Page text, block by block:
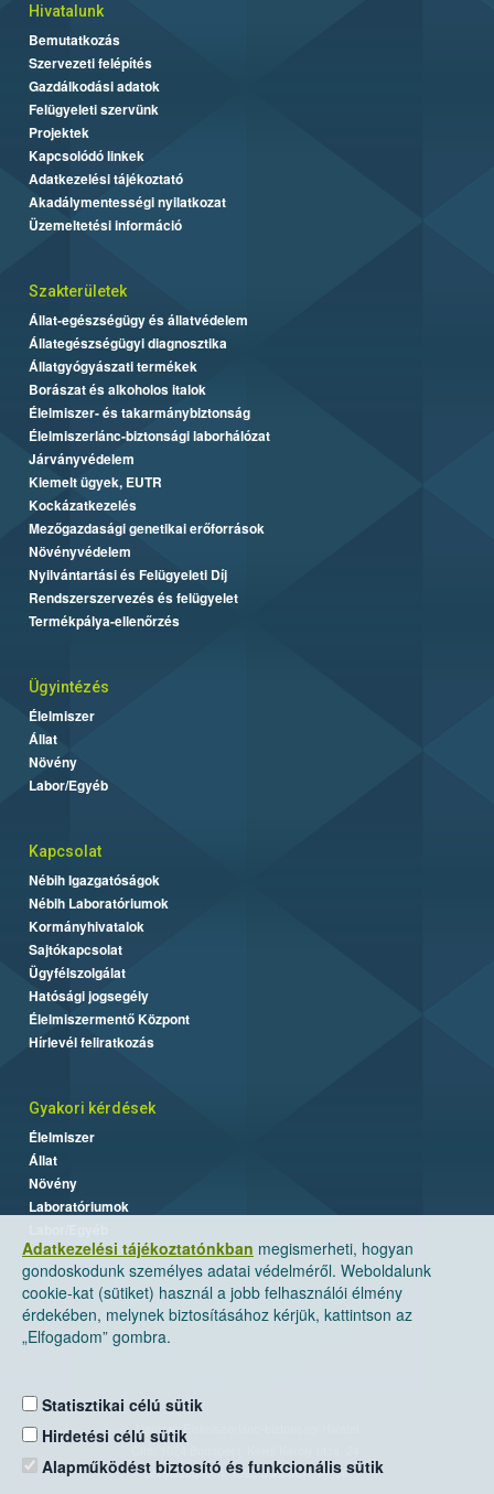
Adatkezelési tájékoztatónkban megismerheti, hogyan
gondoskodunk személyes adatai védelméről. Weboldalunk
cookie-kat (sütiket) használ a jobb felhasználói élmény
érdekében, melynek biztosításához kérjük, kattintson az
„Elfogadom” gombra.
Statisztikai célú sütik
Hirdetési célú sütik
Alapműködést biztosító és funkcionális sütik
Hivatalunk
Bemutatkozás
Szervezeti felépítés
Gazdálkodási adatok
Felügyeleti szervünk
Projektek
Kapcsolódó linkek
Adatkezelési tájékoztató
Akadálymentességi nyilatkozat
Üzemeltetési információ
Szakterületek
Állat-egészségügy és állatvédelem
Állategészségügyi diagnosztika
Állatgyógyászati termékek
Borászat és alkoholos italok
Élelmiszer- és takarmánybiztonság
Élelmiszerlánc-biztonsági laborhálózat
Járványvédelem
Kiemelt ügyek, EUTR
Kockázatkezelés
Mezőgazdasági genetikai erőforrások
Növényvédelem
Nyilvántartási és Felügyeleti Díj
Rendszerszervezés és felügyelet
Termékpálya-ellenőrzés
Ügyintézés
Élelmiszer
Állat
Növény
Labor/Egyéb
Kapcsolat
Nébih Igazgatóságok
Nébih Laboratóriumok
Kormányhivatalok
Sajtókapcsolat
Ügyfélszolgálat
Hatósági jogsegély
Élelmiszermentő Központ
Hírlevél feliratkozás
Gyakori kérdések
Élelmiszer
Állat
Növény
Laboratóriumok
Nemzeti Élelmiszerlánc-biztonsági Hivatal
Levelezési cím: 1525 Budapest. Pf. 30.